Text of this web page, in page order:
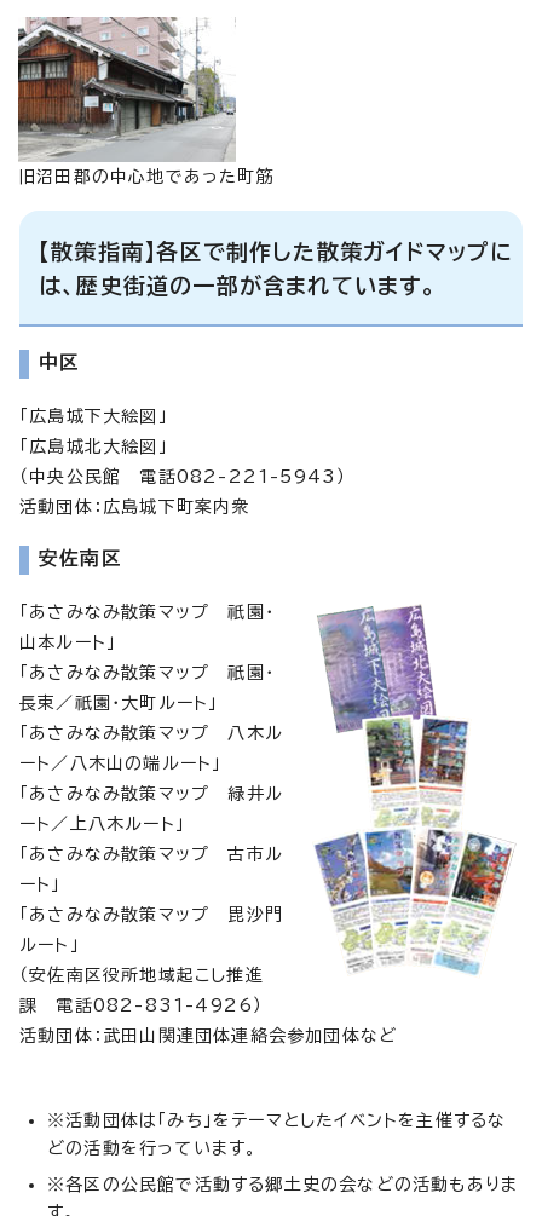
旧沼田郡の中心地であった町筋
【散策指南】各区で制作した散策ガイドマップに
は、歴史街道の一部が含まれています。
中区
「広島城下大絵図」
「広島城北大絵図」
（中央公民館 電話082-221-5943）
活動団体：広島城下町案内衆
安佐南区
「あさみなみ散策マップ 祇園・
山本ルート」
「あさみなみ散策マップ 祇園・
長束／祇園・大町ルート」
「あさみなみ散策マップ 八木ル
ート／八木山の端ルート」
「あさみなみ散策マップ 緑井ル
ート／上八木ルート」
「あさみなみ散策マップ 古市ル
ート」
「あさみなみ散策マップ 毘沙門
ルート」
（安佐南区役所地域起こし推進
課 電話082-831-4926）
活動団体：武田山関連団体連絡会参加団体など
※活動団体は「みち」をテーマとしたイベントを主催するな
どの活動を行っています。
※各区の公民館で活動する郷土史の会などの活動もありま
す。